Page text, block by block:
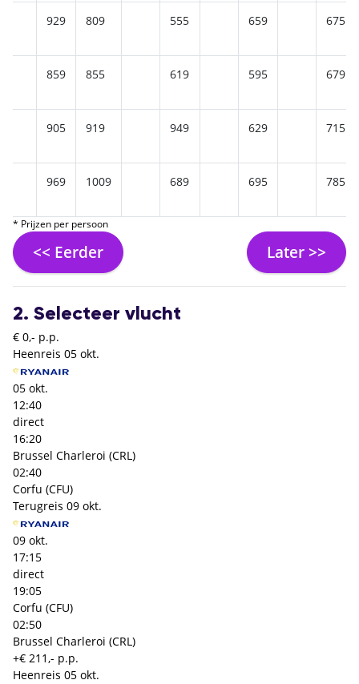
929 809 555 659 675
859 855 619 595 679
905 919 949 629 715
969 1009 689 695 785
* Prijzen per persoon
<< Eerder Later >>
2. Selecteer vlucht
€ 0,- p.p.
Heenreis 05 okt.
05 okt.
12:40
direct
16:20
Brussel Charleroi (CRL)
02:40
Corfu (CFU)
Terugreis 09 okt.
09 okt.
17:15
direct
19:05
Corfu (CFU)
02:50
Brussel Charleroi (CRL)
+€ 211,- p.p.
Heenreis 05 okt.